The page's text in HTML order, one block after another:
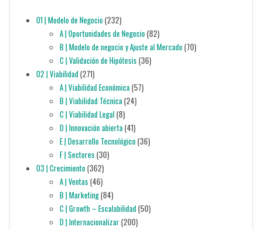
01 | Modelo de Negocio(232)
A | Oportunidades de Negocio(82)
B | Modelo de negocio y Ajuste al Mercado(70)
C | Validación de Hipótesis (36)
02 | Viabilidad(271)
A | Viabilidad Económica(57)
B | Viabilidad Técnica(24)
C | Viabilidad Legal(8)
D | Innovación abierta(41)
E | Desarrollo Tecnológico(36)
F | Sectores (30)
03 | Crecimiento(362)
A | Ventas (46)
B | Marketing(84)
C | Growth – Escalabilidad(50)
D | Internacionalizar(200)